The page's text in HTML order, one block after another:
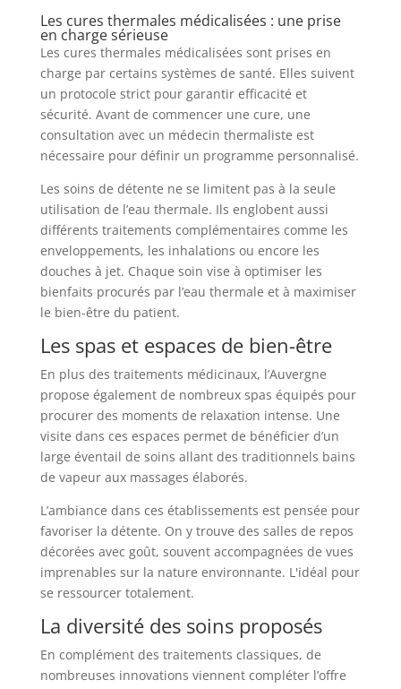
Les cures thermales médicalisées : une prise
en charge sérieuse
Les cures thermales médicalisées sont prises en
charge par certains systèmes de santé. Elles suivent
un protocole strict pour garantir efficacité et
sécurité. Avant de commencer une cure, une
consultation avec un médecin thermaliste est
nécessaire pour définir un programme personnalisé.
Les soins de détente ne se limitent pas à la seule
utilisation de l’eau thermale. Ils englobent aussi
différents traitements complémentaires comme les
enveloppements, les inhalations ou encore les
douches à jet. Chaque soin vise à optimiser les
bienfaits procurés par l’eau thermale et à maximiser
le bien-être du patient.
Les spas et espaces de bien-être
En plus des traitements médicinaux, l’Auvergne
propose également de nombreux spas équipés pour
procurer des moments de relaxation intense. Une
visite dans ces espaces permet de bénéficier d’un
large éventail de soins allant des traditionnels bains
de vapeur aux massages élaborés.
L’ambiance dans ces établissements est pensée pour
favoriser la détente. On y trouve des salles de repos
décorées avec goût, souvent accompagnées de vues
imprenables sur la nature environnante. L'idéal pour
se ressourcer totalement.
La diversité des soins proposés
En complément des traitements classiques, de
nombreuses innovations viennent compléter l’offre